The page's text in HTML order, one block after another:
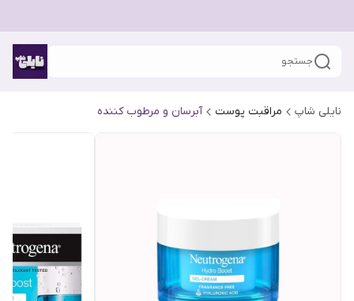
جستجو
نایلی شاپ مراقبت پوست آبرسان و مرطوب کننده